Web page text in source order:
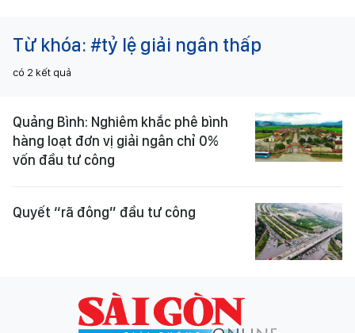
Từ khóa: #tỷ lệ giải ngân thấp
có 2 kết quả
Quảng Bình: Nghiêm khắc phê bình
hàng loạt đơn vị giải ngân chỉ 0%
vốn đầu tư công
Quyết “rã đông” đầu tư công